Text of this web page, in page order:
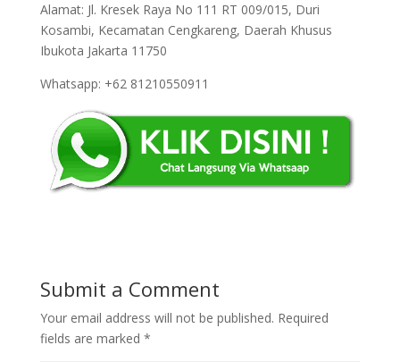
Alamat: Jl. Kresek Raya No 111 RT 009/015, Duri
Kosambi, Kecamatan Cengkareng, Daerah Khusus
Ibukota Jakarta 11750
Whatsapp: +62 81210550911
Submit a Comment
Your email address will not be published. Required
fields are marked *